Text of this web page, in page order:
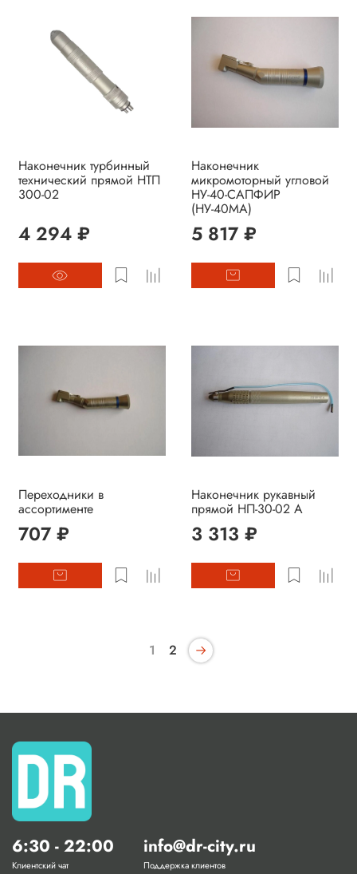
Наконечник турбинный
технический прямой НТП
300-02
4 294 ₽
Наконечник
микромоторный угловой
НУ-40-САПФИР
(НУ-40МА)
5 817 ₽
Переходники в
ассортименте
707 ₽
Наконечник рукавный
прямой НП-30-02 А
3 313 ₽
1 2
6:30 - 22:00
Клиентский чат
info@dr-city.ru
Поддержка клиентов